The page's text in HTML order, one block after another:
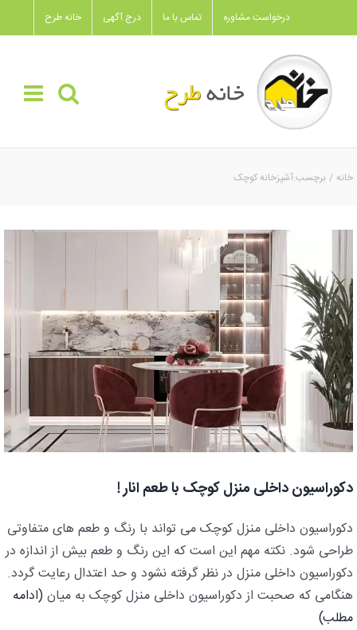
to
content
خانه طرح درج آگهی تماس با ما درخواست مشاوره
خانه برچسب:آشپزخانه کوچک
دکوراسیون داخلی منزل کوچک با طعم انار !
دکوراسیون داخلی منزل کوچک می تواند با رنگ و طعم های متفاوتی
طراحی شود. نکته مهم این است که این رنگ و طعم بیش از اندازه در
دکوراسیون داخلی منزل در نظر گرفته نشود و حد اعتدال رعایت گردد.
هنگامی که صحبت از دکوراسیون داخلی منزل کوچک به میان(ادامه
مطلب)